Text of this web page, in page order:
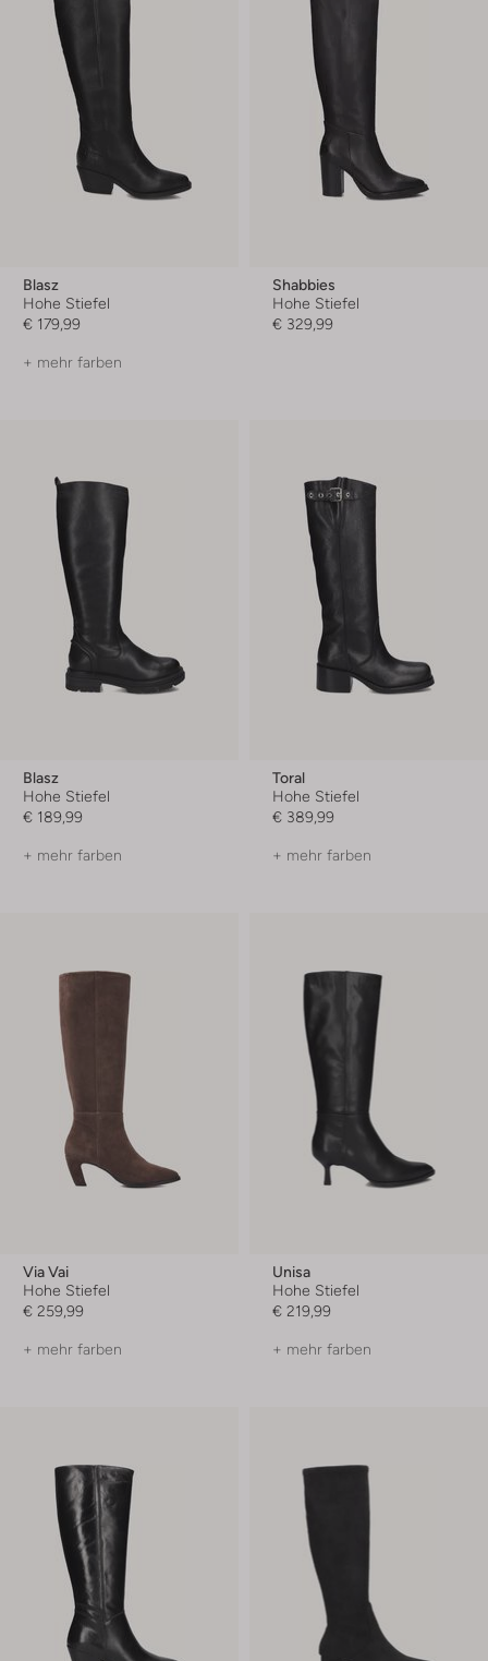
Blasz
Hohe Stiefel
€ 179,99
+ mehr farben
Shabbies
Hohe Stiefel
€ 329,99
Blasz
Hohe Stiefel
€ 189,99
+ mehr farben
Toral
Hohe Stiefel
€ 389,99
+ mehr farben
Via Vai
Hohe Stiefel
€ 259,99
+ mehr farben
Unisa
Hohe Stiefel
€ 219,99
+ mehr farben